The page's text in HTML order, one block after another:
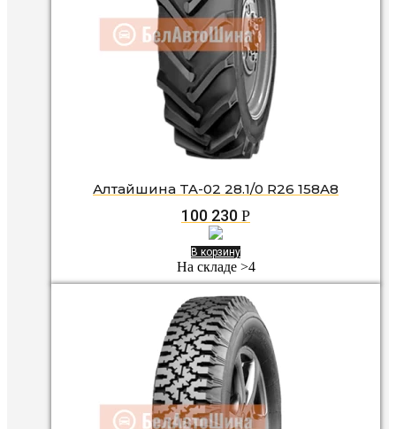
Алтайшина TA-02 28.1/0 R26 158A8
100 230 Р
В корзину
На складе >4